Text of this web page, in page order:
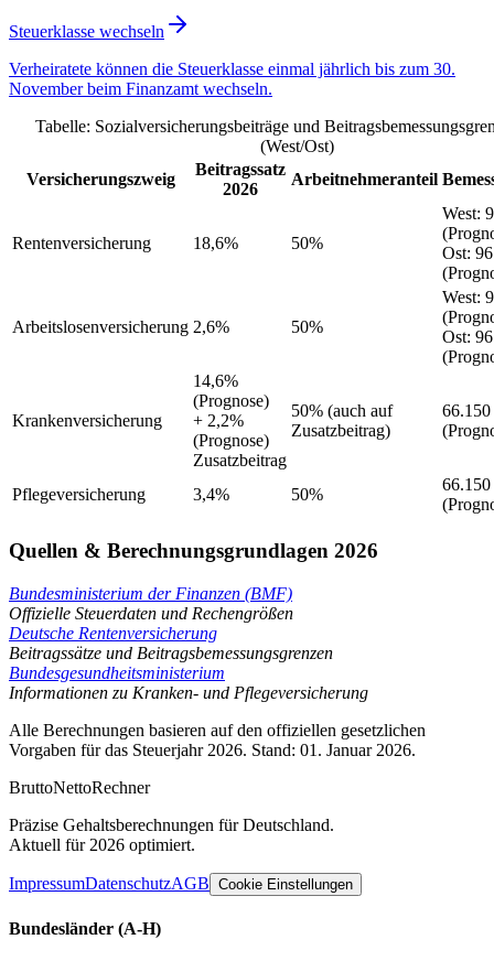
Steuerklasse wechseln
Verheiratete können die Steuerklasse einmal jährlich bis zum 30.
November beim Finanzamt wechseln.
Tabelle: Sozialversicherungsbeiträge und
(West/Ost)
Versicherungszweig
Beitragssatz
2026
Arbeitnehmeranteil
Rentenversicherung 18,6% 50%
West:
Ost:
Arbeitslosenversicherung 2,6% 50%
West:
Ost:
Krankenversicherung
14,6%
(Prognose)
+ 2,2%
(Prognose)
Zusatzbeitrag
50% (auch auf
Zusatzbeitrag)
66.150
Pflegeversicherung 3,4% 50%
66.150
Quellen & Berechnungsgrundlagen 2026
Bundesministerium der Finanzen (BMF)
Offizielle Steuerdaten und Rechengrößen
Deutsche Rentenversicherung
Beitragssätze und Beitragsbemessungsgrenzen
Bundesgesundheitsministerium
Informationen zu Kranken- und Pflegeversicherung
Alle Berechnungen basieren auf den offiziellen gesetzlichen
Vorgaben für das Steuerjahr 2026. Stand: 01. Januar 2026.
BruttoNettoRechner
Präzise Gehaltsberechnungen für Deutschland.
Aktuell für 2026 optimiert.
ImpressumDatenschutzAGB Cookie Einstellungen
Bundesländer (A-H)